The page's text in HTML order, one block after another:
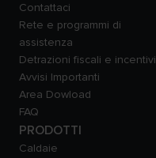
Contattaci
Rete e programmi di
assistenza
Detrazioni fiscali e incentivi
Avvisi Importanti
Area Dowload
FAQ
PRODOTTI
Caldaie